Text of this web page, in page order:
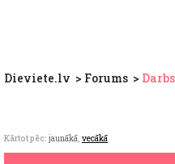
Dieviete.lv Forums Darbs
Kārtot pēc: jaunākā, vecākā